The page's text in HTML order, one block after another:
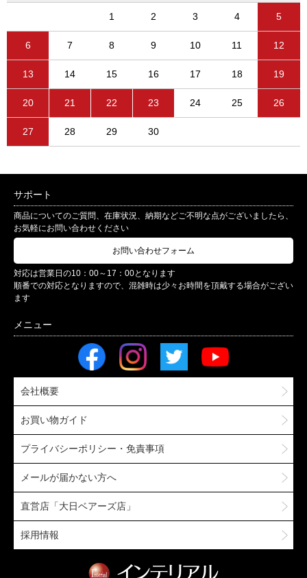
1 2 3 4 5
6 7 8 9 10 11 12
13 14 15 16 17 18 19
20 21 22 23 24 25 26
27 28 29 30
サポート
商品についてのご質問、在庫状況、納期などご不明な点がございましたら、
お気軽にお問い合わせください
お問い合わせフォーム
対応は営業日の10：00～17：00となります
順番での対応となりますので、混雑時は少々お時間を頂戴する場合がござい
ます
会社概要
お買い物ガイド
プライバシーポリシー・免責事項
メールが届かない方へ
直営店「大日ベアーズ店」
採用情報